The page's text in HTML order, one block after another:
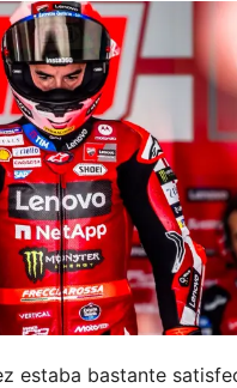
estaba bastante